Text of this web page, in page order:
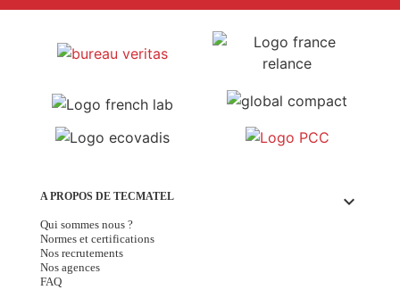
A PROPOS DE TECMATEL keyboard_arrow_down
Qui sommes nous ?
Normes et certifications
Nos recrutements
Nos agences
FAQ